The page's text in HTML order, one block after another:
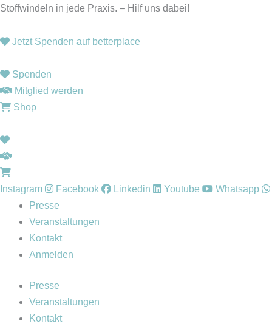
Zum
springen
Stoffwindeln in jede Praxis. – Hilf uns dabei!
Jetzt Spenden auf betterplace
Spenden
Mitglied werden
Shop
Instagram Facebook Linkedin Youtube
Whatsapp
Presse
Veranstaltungen
Kontakt
Anmelden
Presse
Veranstaltungen
Kontakt